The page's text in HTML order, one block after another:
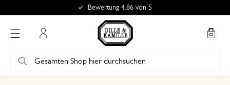
Bewertung 4.86 von 5